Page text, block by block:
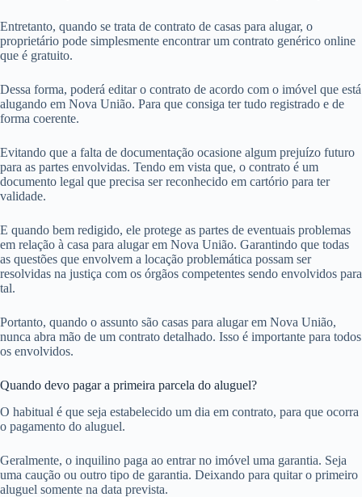
Entretanto, quando se trata de contrato de casas para alugar, o
proprietário pode simplesmente encontrar um contrato genérico online
que é gratuito.
Dessa forma, poderá editar o contrato de acordo com o imóvel que está
alugando em Nova União. Para que consiga ter tudo registrado e de
forma coerente.
Evitando que a falta de documentação ocasione algum prejuízo futuro
para as partes envolvidas. Tendo em vista que, o contrato é um
documento legal que precisa ser reconhecido em cartório para ter
validade.
E quando bem redigido, ele protege as partes de eventuais problemas
em relação à casa para alugar em Nova União. Garantindo que todas
as questões que envolvem a locação problemática possam ser
resolvidas na justiça com os órgãos competentes sendo envolvidos para
tal.
Portanto, quando o assunto são casas para alugar em Nova União,
nunca abra mão de um contrato detalhado. Isso é importante para todos
os envolvidos.
Quando devo pagar a primeira parcela do aluguel?
O habitual é que seja estabelecido um dia em contrato, para que ocorra
o pagamento do aluguel.
Geralmente, o inquilino paga ao entrar no imóvel uma garantia. Seja
uma caução ou outro tipo de garantia. Deixando para quitar o primeiro
aluguel somente na data prevista.